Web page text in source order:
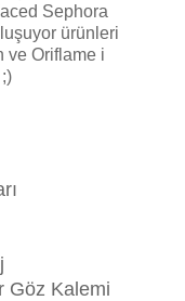
Sephora
ürünleri
ve Oriflame i
Göz Kalemi